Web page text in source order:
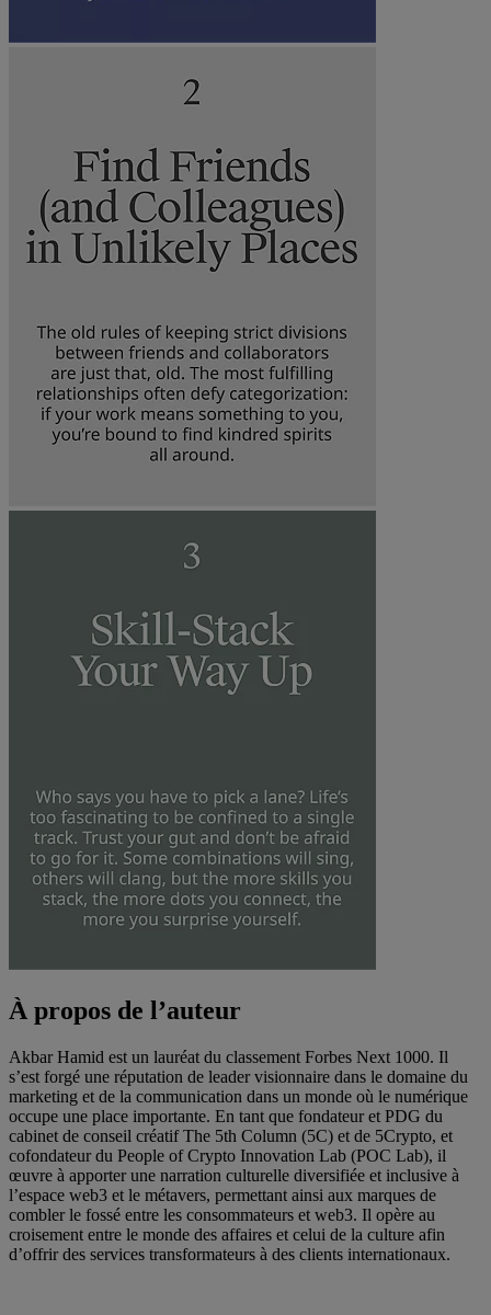
À propos de l’auteur
Akbar Hamid est un lauréat du classement Forbes Next 1000. Il
s’est forgé une réputation de leader visionnaire dans le domaine du
marketing et de la communication dans un monde où le numérique
occupe une place importante. En tant que fondateur et PDG du
cabinet de conseil créatif The 5th Column (5C) et de 5Crypto, et
cofondateur du People of Crypto Innovation Lab (POC Lab), il
œuvre à apporter une narration culturelle diversifiée et inclusive à
l’espace web3 et le métavers, permettant ainsi aux marques de
combler le fossé entre les consommateurs et web3. Il opère au
croisement entre le monde des affaires et celui de la culture afin
d’offrir des services transformateurs à des clients internationaux.